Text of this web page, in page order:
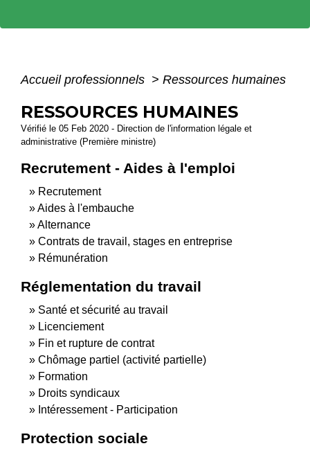
Accueil professionnels > Ressources humaines
RESSOURCES HUMAINES
Vérifié le 05 Feb 2020 - Direction de l'information légale et
administrative (Première ministre)
Recrutement - Aides à l'emploi
Recrutement
Aides à l'embauche
Alternance
Contrats de travail, stages en entreprise
Rémunération
Réglementation du travail
Santé et sécurité au travail
Licenciement
Fin et rupture de contrat
Chômage partiel (activité partielle)
Formation
Droits syndicaux
Intéressement - Participation
Protection sociale